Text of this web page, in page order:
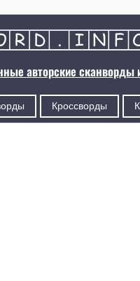
авторские
Кроссворды